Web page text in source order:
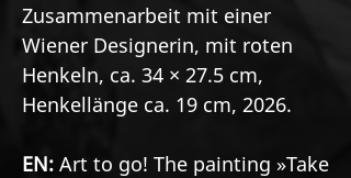
Zusammenarbeit mit einer
Wiener Designerin, mit roten
Henkeln, ca. 34 × 27.5 cm,
Henkellänge ca. 19 cm, 2026.
EN: Art to go! The painting »Take